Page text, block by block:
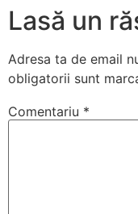
Lasă un
Adresa ta de email
obligatorii sunt
Comentariu *